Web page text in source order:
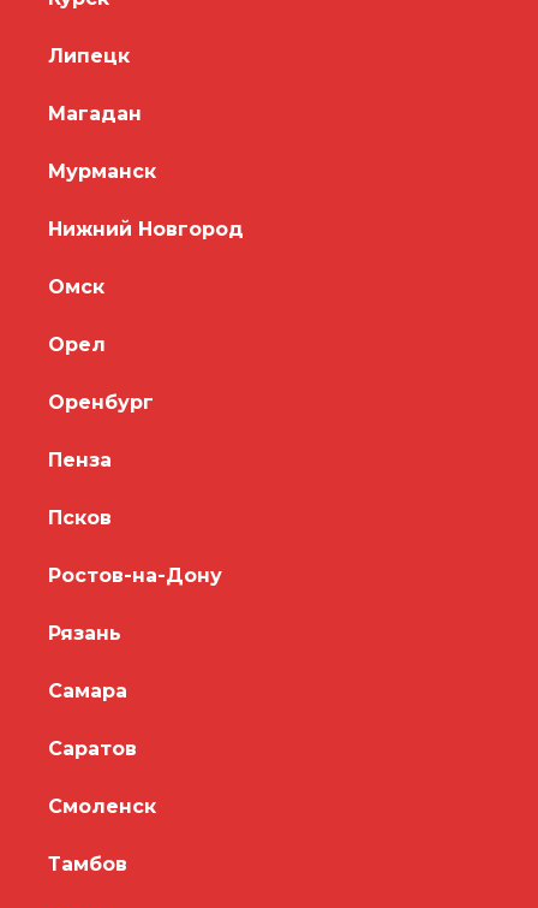
Липецк
Магадан
Мурманск
Нижний Новгород
Омск
Орел
Оренбург
Пенза
Псков
Ростов-на-Дону
Рязань
Самара
Саратов
Смоленск
Тамбов